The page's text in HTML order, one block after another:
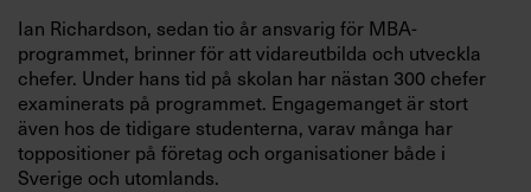
Ian Richardson, sedan tio år ansvarig för MBA-
programmet, brinner för att vidareutbilda och utveckla
chefer. Under hans tid på skolan har nästan 300 chefer
examinerats på programmet. Engagemanget är stort
även hos de tidigare studenterna, varav många har
toppositioner på företag och organisationer både i
Sverige och utomlands.